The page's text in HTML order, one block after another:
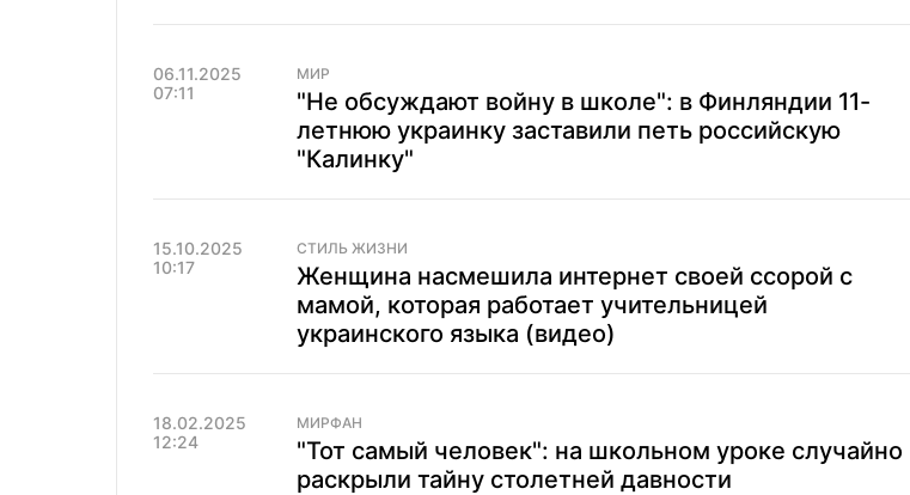
06.11.2025
07:11
МИР
"Не обсуждают войну в школе": в Финляндии 11-
летнюю украинку заставили петь российскую
"Калинку"
15.10.2025
10:17
СТИЛЬ ЖИЗНИ
Женщина насмешила интернет своей ссорой с
мамой, которая работает учительницей
украинского языка (видео)
18.02.2025
12:24
МИРФАН
"Тот самый человек": на школьном уроке случайно
раскрыли тайну столетней давности